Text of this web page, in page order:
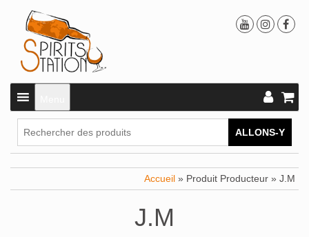
ALLONS-Y
Accueil » Produit Producteur » J.M
J.M